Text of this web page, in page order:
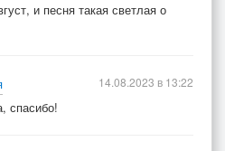
и песня такая светлая о
спасибо!
14.08.2023 в 13:22